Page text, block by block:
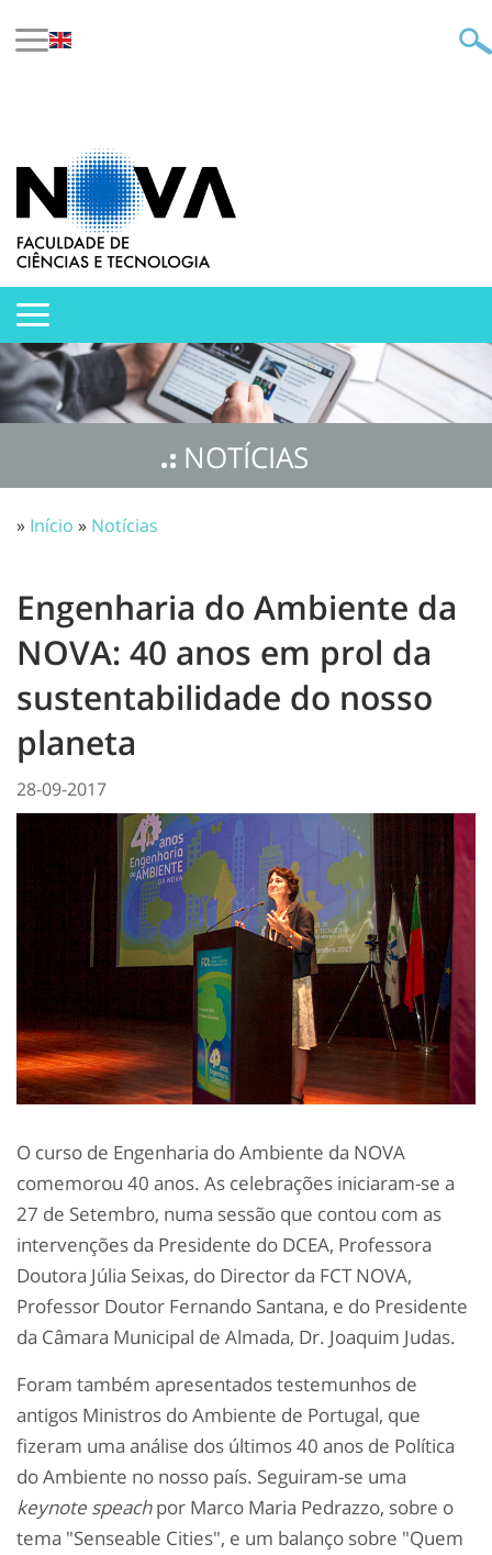
NOTÍCIAS
» Início » Notícias
Engenharia do Ambiente da
NOVA: 40 anos em prol da
sustentabilidade do nosso
planeta
28-09-2017
O curso de Engenharia do Ambiente da NOVA
comemorou 40 anos. As celebrações iniciaram-se a
27 de Setembro, numa sessão que contou com as
intervenções da Presidente do DCEA, Professora
Doutora Júlia Seixas, do Director da FCT NOVA,
Professor Doutor Fernando Santana, e do Presidente
da Câmara Municipal de Almada, Dr. Joaquim Judas.
Foram também apresentados testemunhos de
antigos Ministros do Ambiente de Portugal, que
fizeram uma análise dos últimos 40 anos de Política
do Ambiente no nosso país. Seguiram-se uma
keynote speachpor Marco Maria Pedrazzo, sobre o
tema "Senseable Cities", e um balanço sobre "Quem